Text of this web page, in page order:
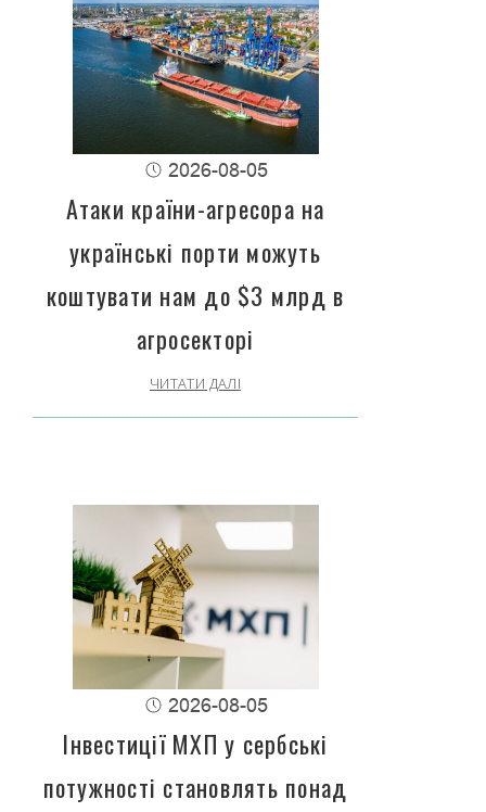
2026-08-05
Атаки країни-агресора на
українські порти можуть
коштувати нам до $3 млрд в
агросекторі
ЧИТАТИ ДАЛІ
2026-08-05
Інвестиції МХП у сербські
потужності становлять понад